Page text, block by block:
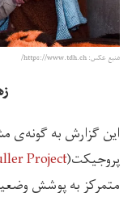
منبع عکس: https://www.tdh.ch/
این گزارش به گونه‌ی
پروجیکت(Project
متمرکز به پوشش